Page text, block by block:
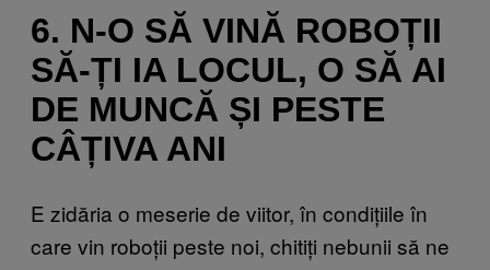
6. N-O SĂ VINĂ ROBOȚII
SĂ-ȚI IA LOCUL, O SĂ AI
DE MUNCĂ ȘI PESTE
CÂȚIVA ANI
E zidăria o meserie de viitor, în condițiile în
care vin roboții peste noi, chitiți nebunii să ne